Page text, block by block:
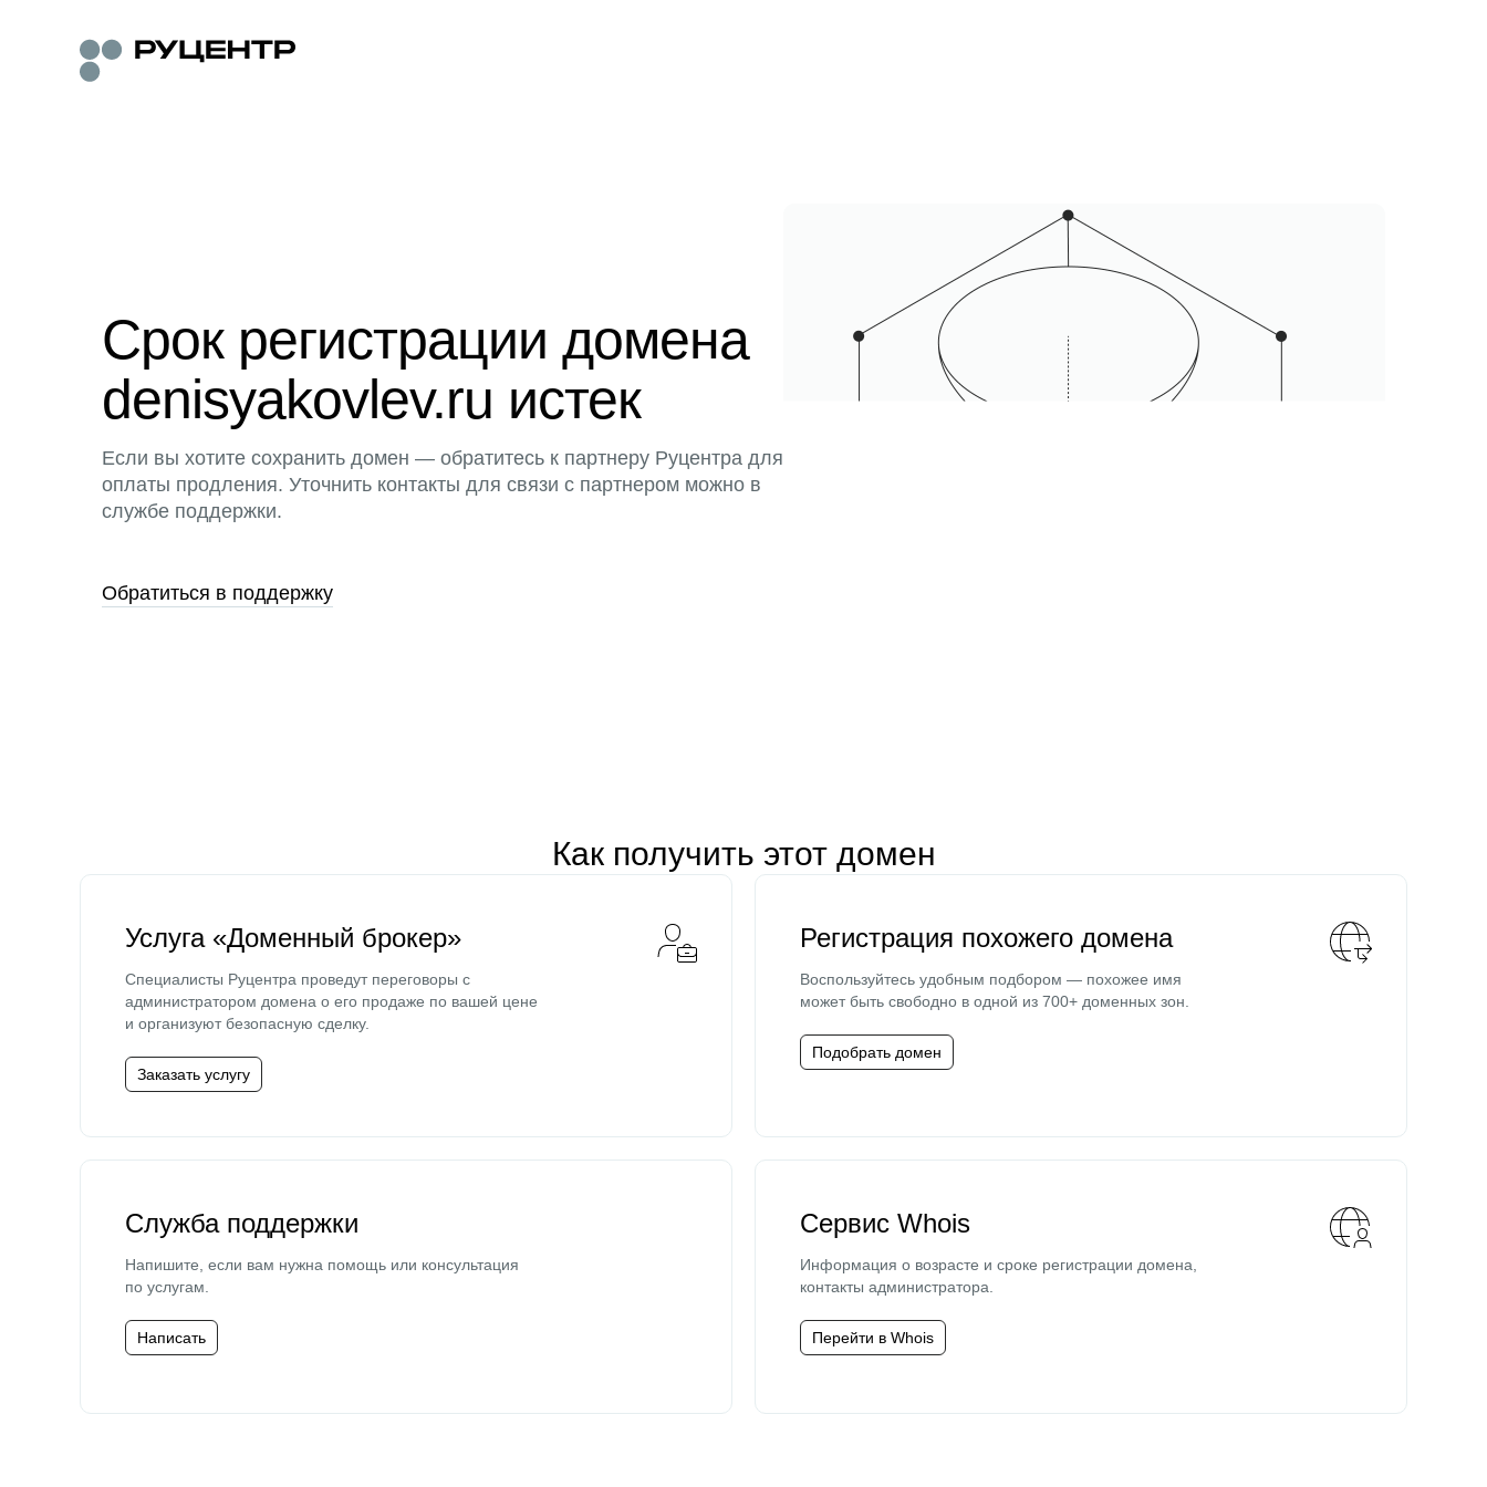
Срок регистрации домена
denisyakovlev.ru истек
Если вы хотите сохранить домен — обратитесь к партнеру Руцентра для
оплаты продления. Уточнить контакты для связи с партнером можно в
службе поддержки.
Обратиться в поддержку
Как получить этот домен
Услуга «Доменный брокер»
Специалисты Руцентра проведут переговоры с
администратором домена о его продаже по вашей цене
и организуют безопасную сделку.
Заказать услугу
Регистрация похожего домена
Воспользуйтесь удобным подбором — похожее имя
может быть свободно в одной из 700+ доменных зон.
Подобрать домен
Служба поддержки
Напишите, если вам нужна помощь или консультация
по услугам.
Написать
Сервис Whois
Информация о возрасте и сроке регистрации домена,
контакты администратора.
Перейти в Whois